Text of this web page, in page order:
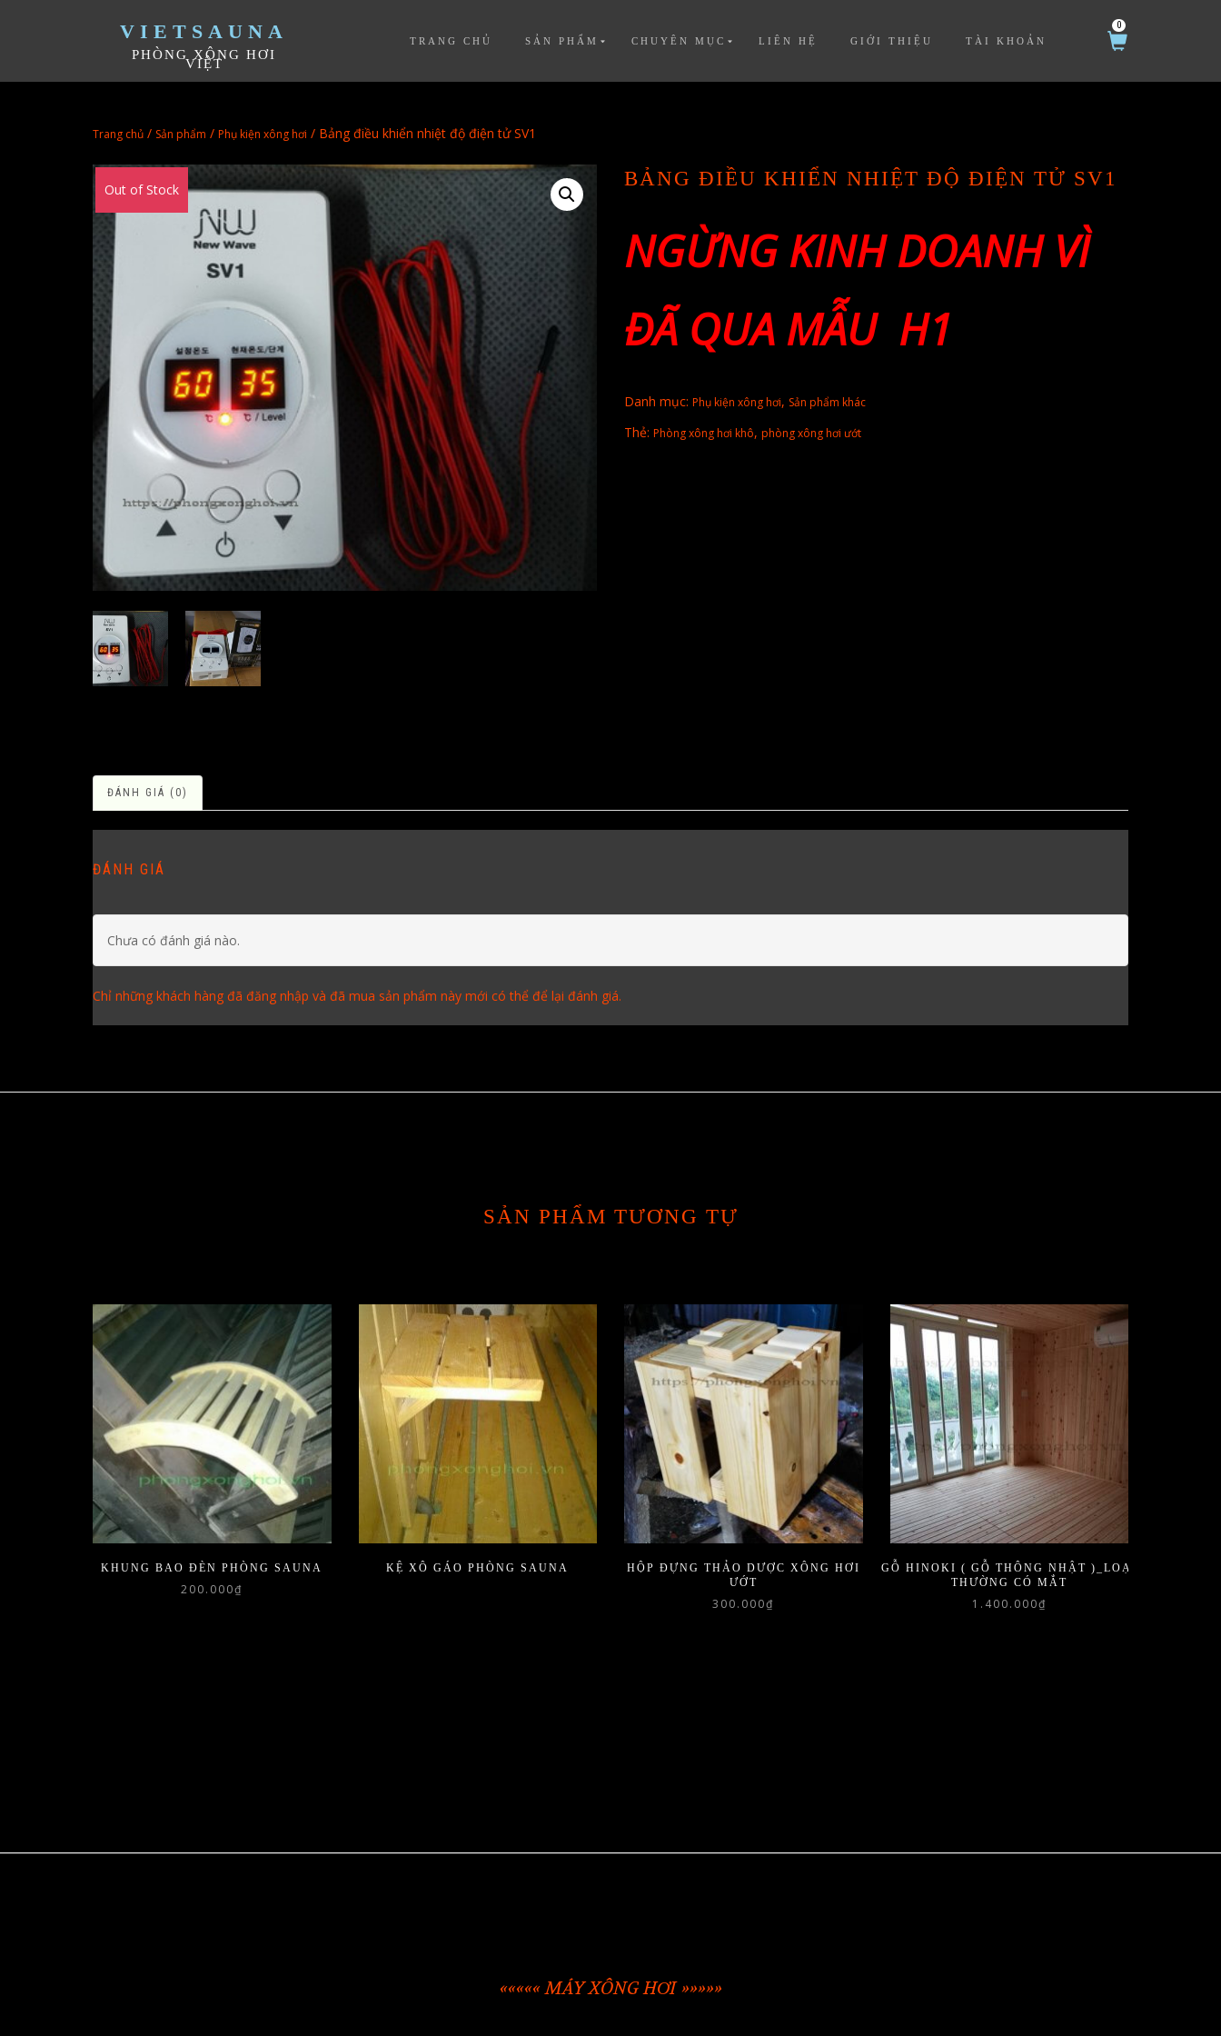
VIETSAUNA
PHÒNG XÔNG HƠI
VIỆT
TRANG CHỦ SẢN PHẨM CHUYÊN MỤC LIÊN HỆ GIỚI THIỆU TÀI KHOẢN
0
Trang chủ / Sản phẩm / Phụ kiện xông hơi / Bảng điều khiển nhiệt độ điện tử SV1
Out of Stock BẢNG ĐIỀU KHIỂN NHIỆT ĐỘ ĐIỆN TỬ SV1
NGỪNG KINH DOANH VÌ
ĐÃ QUA MẪU H1
Danh mục: Phụ kiện xông hơi, Sản phẩm khác
Thẻ: Phòng xông hơi khô, phòng xông hơi ướt
ĐÁNH GIÁ (0)
ĐÁNH GIÁ
Chưa có đánh giá nào.
Chỉ những khách hàng đã đăng nhập và đã mua sản phẩm này mới có thể để lại đánh giá.
SẢN PHẨM TƯƠNG TỰ
KHUNG BAO ĐÈN PHÒNG SAUNA
200.000₫
KỆ XÔ GÁO PHÒNG SAUNA
HỘP ĐỰNG THẢO DƯỢC XÔNG HƠI
ƯỚT
300.000₫
GỖ HINOKI ( GỖ THÔNG NHẬT )_LOẠI
THƯỜNG CÓ MẮT
1.400.000₫
««««« MÁY XÔNG HƠI »»»»»